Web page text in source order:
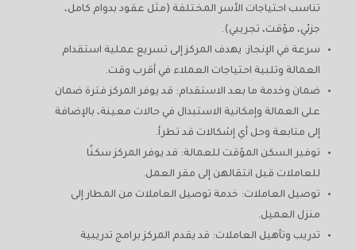
تناسب احتياجات الأسر المختلفة (مثل عقود بدوام كامل،
جزئي، مؤقت، تجريبي).
سرعة في الإنجاز: يهدف المركز إلى تسريع عملية استقدام
العمالة وتلبية احتياجات العملاء في أقرب وقت.
ضمان وخدمة ما بعد الاستقدام: قد يوفر المركز فترة ضمان
على العمالة وإمكانية الاستبدال في حالات معينة، بالإضافة
إلى متابعة وحل أي إشكالات قد تطرأ.
توفير السكن المؤقت للعمالة: قد يوفر المركز سكنًا
للعاملات قبل انتقالهن إلى مقر العمل.
توصيل العاملات: خدمة توصيل العاملات من المطار إلى
منزل العميل.
تدريب وتأهيل العاملات: قد يقدم المركز برامج تدريبية